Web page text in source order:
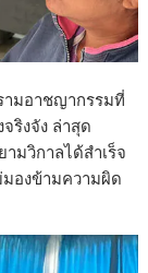
ามอาชญากรรมที่
ริงจัง ล่าสุด
มวิกาลได้สำเร็จ
องข้ามความผิด